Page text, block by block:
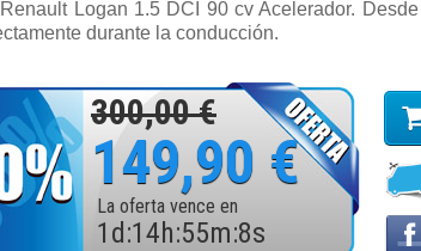
Logan 1.5 DCI 90 cv Acelerador.
durante la conducción.
300,00 €
149,90 €
La oferta vence en
1 d :14h:55m:6s